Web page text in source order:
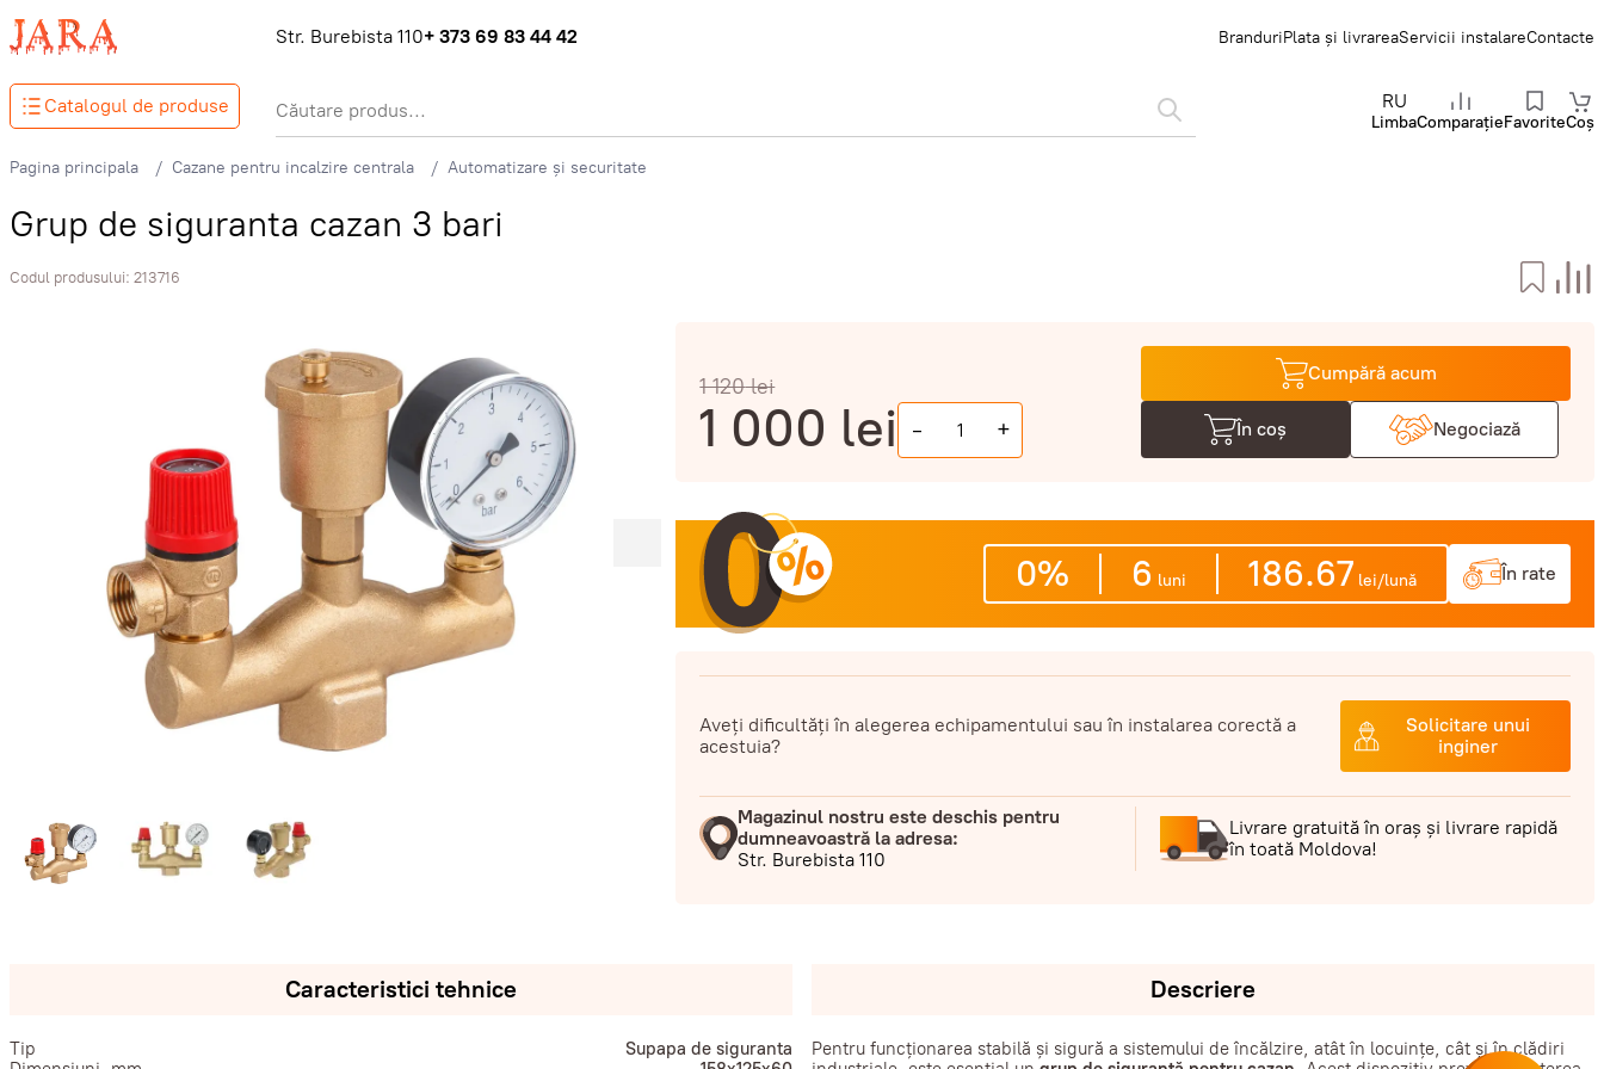
Str. Burebista 110+ 373 69 83 44 42 BranduriPlata și livrareaServicii instalareContacte
Catalogul de produse RU
LimbaComparațieFavoriteCoș
Pagina principala Cazane pentru incalzire centrala Automatizare și securitate
Grup de siguranta cazan 3 bari
Codul produsului: 213716
1 120lei
1 000 lei - +
Cumpără acum
În coș Negociază
0% 6 luni 186.67 lei/lună În rate
Aveți dificultăți în alegerea echipamentului sau în instalarea corectă a
acestuia?
Solicitare unui
inginer
Magazinul nostru este deschis pentru
dumneavoastră la adresa:
Str. Burebista 110
Livrare gratuită în oraș și livrare rapidă
în toată Moldova!
Caracteristici tehnice
Tip
Supapa de siguranta
Descriere
Pentru funcționarea stabilă și sigură a sistemului de încălzire, atât în locuințe, cât și în clădiri